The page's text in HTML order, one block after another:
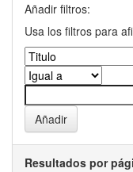
Añadir filtros:
Usa los filtros para
Resultados por